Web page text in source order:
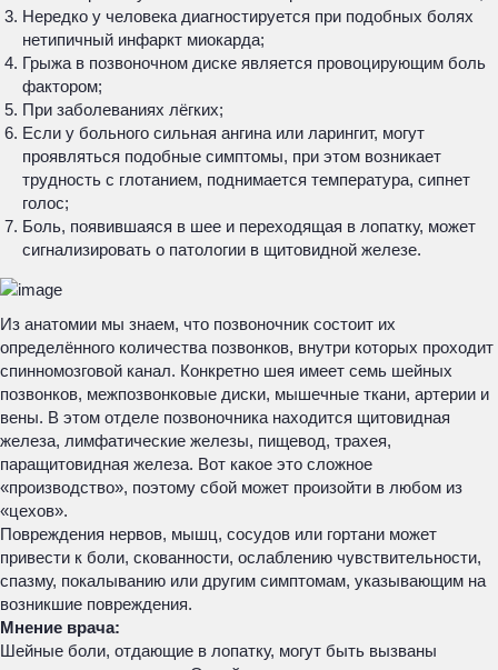
Нередко у человека диагностируется при подобных болях
нетипичный инфаркт миокарда;
Грыжа в позвоночном диске является провоцирующим боль
фактором;
При заболеваниях лёгких;
Если у больного сильная ангина или ларингит, могут
проявляться подобные симптомы, при этом возникает
трудность с глотанием, поднимается температура, сипнет
голос;
Боль, появившаяся в шее и переходящая в лопатку, может
сигнализировать о патологии в щитовидной железе.
Из анатомии мы знаем, что позвоночник состоит их
определённого количества позвонков, внутри которых проходит
спинномозговой канал. Конкретно шея имеет семь шейных
позвонков, межпозвонковые диски, мышечные ткани, артерии и
вены. В этом отделе позвоночника находится щитовидная
железа, лимфатические железы, пищевод, трахея,
паращитовидная железа. Вот какое это сложное
«производство», поэтому сбой может произойти в любом из
«цехов».
Повреждения нервов, мышц, сосудов или гортани может
привести к боли, скованности, ослаблению чувствительности,
спазму, покалыванию или другим симптомам, указывающим на
возникшие повреждения.
Мнение врача:
Шейные боли, отдающие в лопатку, могут быть вызваны